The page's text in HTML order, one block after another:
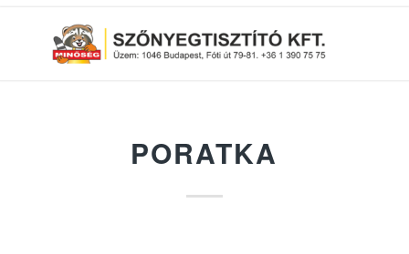
PORATKA